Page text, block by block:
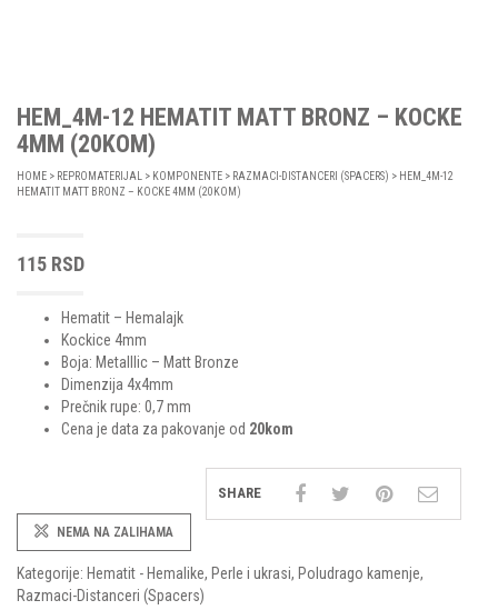
HEM_4M-12 HEMATIT MATT BRONZ – KOCKE
4MM (20KOM)
HOME > REPROMATERIJAL > KOMPONENTE > RAZMACI-DISTANCERI (SPACERS) > HEM_4M-12
HEMATIT MATT BRONZ – KOCKE 4MM (20KOM)
115 RSD
Hematit – Hemalajk
Kockice 4mm
Boja: Metalllic – Matt Bronze
Dimenzija 4x4mm
Prečnik rupe: 0,7 mm
Cena je data za pakovanje od 20kom
NEMA NA ZALIHAMA
SHARE
Kategorije: Hematit - Hemalike, Perle i ukrasi, Poludrago kamenje,
Razmaci-Distanceri (Spacers)